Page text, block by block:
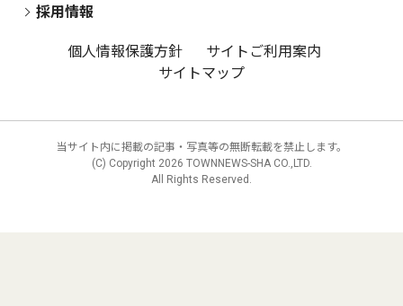
採用情報
個人情報保護方針
サイトご利用案内
サイトマップ
当サイト内に掲載の記事・写真等の無断転載を禁止します。
(C) Copyright 2026 TOWNNEWS-SHA CO.,LTD.
All Rights Reserved.